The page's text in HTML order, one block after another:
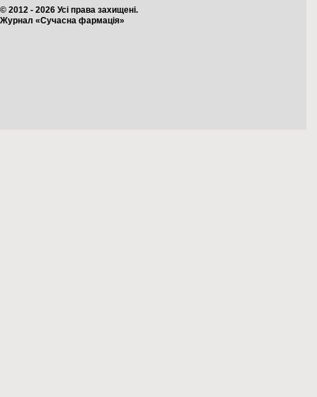
© 2012 - 2026 Усі права захищені.
Журнал «Сучасна фармація»